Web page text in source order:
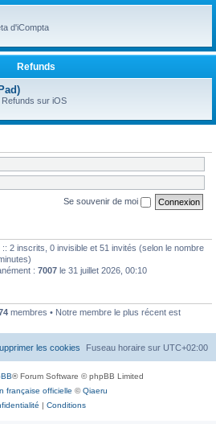
d'iCompta
Refunds
sur iOS
Se souvenir de moi
:: 2 inscrits, 0 invisible et 51 invités (selon le nombre
: 7007 le 31 juillet 2026, 00:10
membres • Notre membre le plus récent est
Fuseau horaire sur UTC+02:00
les cookies
® Forum Software © phpBB Limited
française officielle ©Qiaeru
| Conditions